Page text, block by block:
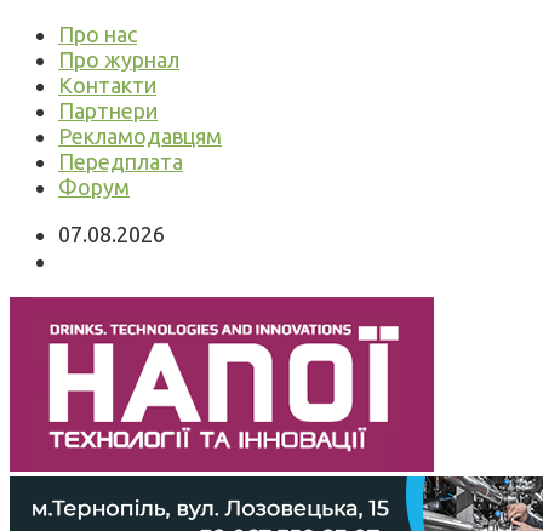
Про нас
Про журнал
Контакти
Партнери
Рекламодавцям
Передплата
Форум
07.08.2026